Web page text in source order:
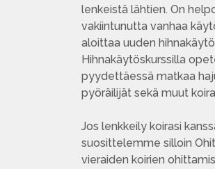
lenkeistä lähtien. On
vakiintunutta vanhaa
aloittaa uuden
Hihnakäytöskurssilla
pyydettäessä matkaa
pyöräilijät sekä muut
Jos lenkkeily koirasi
suosittelemme silloin
vieraiden koirien